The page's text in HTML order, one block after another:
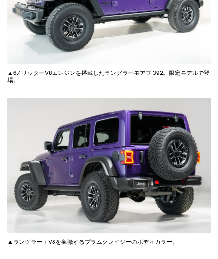
▲6.4リッターV8エンジンを搭載したラングラーモアブ 392。限定モデルで登
場。
▲ラングラー＋V8を象徴するプラムクレイジーのボディカラー。